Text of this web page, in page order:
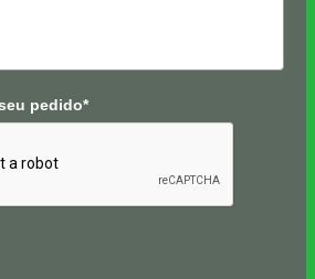
pedido*